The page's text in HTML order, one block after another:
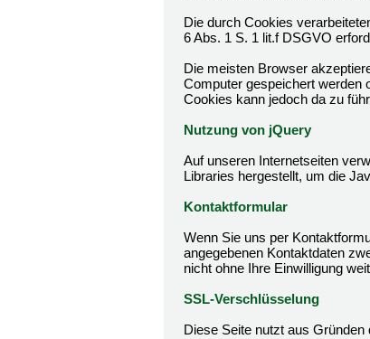
Die durch Cookies
6 Abs. 1 S. 1 lit.f DSGVO
Die meisten Browser
Computer gespeichert werden
Cookies kann jedoch da zu
Nutzung von jQuery
Auf unseren Internetseiten
Libraries hergestellt, um die
Kontaktformular
Wenn Sie uns per
angegebenen Kontaktdaten
nicht ohne Ihre Einwilligung
SSL-Verschlüsselung
Diese Seite nutzt aus